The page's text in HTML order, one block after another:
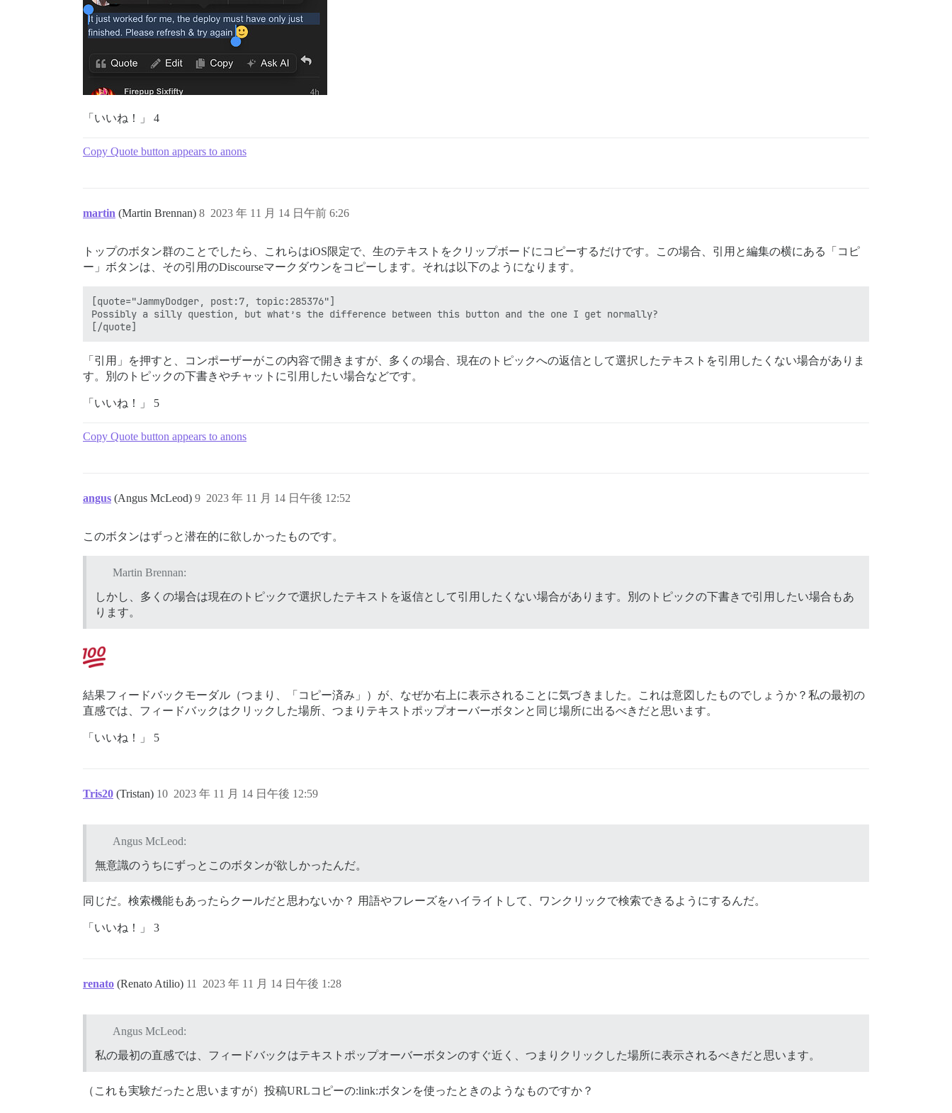
「いいね！」 4
Copy Quote button appears to anons
martin (Martin Brennan) 2023 年 11 月 14 日午前 6:26
8
トップのボタン群のことでしたら、これらはiOS限定で、生のテキストをクリップボードにコピーするだけです。この場合、引用と編集の横にある「コピ
ー」ボタンは、その引用のDiscourseマークダウンをコピーします。それは以下のようになります。
[quote="JammyDodger, post:7, topic:285376"]
Possibly a silly question, but what’s the difference between this button and the one I get normally?
「引用」を押すと、コンポーザーがこの内容で開きますが、多くの場合、現在のトピックへの返信として選択したテキストを引用したくない場合がありま
す。別のトピックの下書きやチャットに引用したい場合などです。
「いいね！」 5
Copy Quote button appears to anons
angus (Angus McLeod) 2023 年 11 月 14 日午後 12:52
9
このボタンはずっと潜在的に欲しかったものです。
Martin Brennan:
しかし、多くの場合は現在のトピックで選択したテキストを返信として引用したくない場合があります。別のトピックの下書きで引用したい場合もあ
ります。
結果フィードバックモーダル（つまり、「コピー済み」）が、なぜか右上に表示されることに気づきました。これは意図したものでしょうか？私の最初の
直感では、フィードバックはクリックした場所、つまりテキストポップオーバーボタンと同じ場所に出るべきだと思います。
「いいね！」 5
Tris20 (Tristan) 2023 年 11 月 14 日午後 12:59
10
Angus McLeod:
無意識のうちにずっとこのボタンが欲しかったんだ。
同じだ。検索機能もあったらクールだと思わないか？ 用語やフレーズをハイライトして、ワンクリックで検索できるようにするんだ。
「いいね！」 3
renato (Renato Atilio) 2023 年 11 月 14 日午後 1:28
11
Angus McLeod:
私の最初の直感では、フィードバックはテキストポップオーバーボタンのすぐ近く、つまりクリックした場所に表示されるべきだと思います。
（これも実験だったと思いますが）投稿URLコピーの:link:ボタンを使ったときのようなものですか？